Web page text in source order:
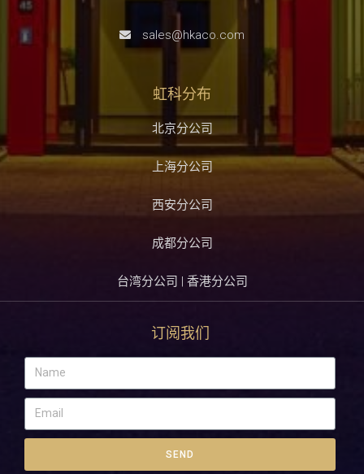
sales@hkaco.com
虹科分布
北京分公司
上海分公司
西安分公司
成都分公司
台湾分公司 | 香港分公司
订阅我们
SEND